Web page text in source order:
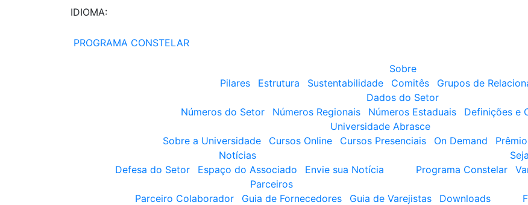
IDIOMA:
PROGRAMA CONSTELAR
Sobre
Pilares
Estrutura Sustentabilidade Comitês Grupos de
Dados do Setor
Números do Setor
Números Regionais Números Estaduais Definições e
Universidade Abrasce
Sobre a Universidade
Cursos Online Cursos Presenciais On Demand
Notícias
Defesa do Setor
Espaço do Associado Envie sua Notícia
Programa Constelar
Parceiros
Parceiro Colaborador
Guia de Fornecedores Guia de Varejistas Downloads